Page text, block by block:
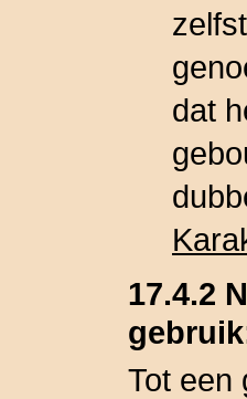
dat
17.4.2
Tot een